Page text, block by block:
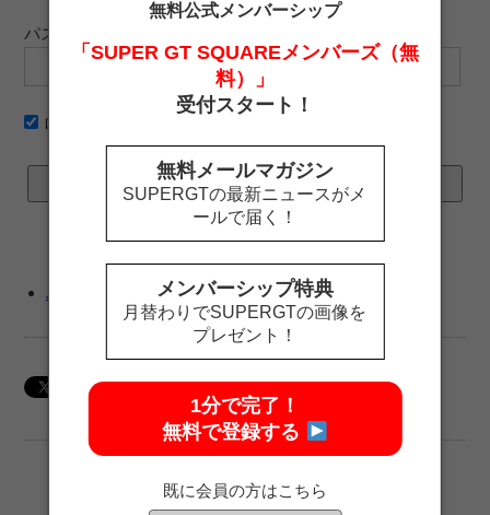
パスワード
ログイン情報を記憶
パスワードをお忘れですか ?
無料公式メンバーシップ
「SUPER GT SQUAREメンバーズ（無
料）」
受付スタート！
無料メールマガジン
SUPERGTの最新ニュースがメ
ールで届く！
メンバーシップ特典
月替わりでSUPERGTの画像を
プレゼント！
1分で完了！
無料で登録する
既に会員の方はこちら